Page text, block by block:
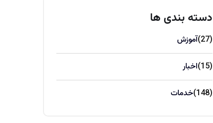
دسته بندی ها
آموزش (27)
اخبار (15)
خدمات (148)